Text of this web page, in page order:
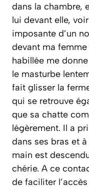
dans la chambre,
lui devant elle,
imposante d’un
devant ma
habillée me
le masturbe
fait glisser la
qui se retrouve
que sa chatte
légèrement. Il a
dans ses bras et
main est
chérie. A ce
de faciliter